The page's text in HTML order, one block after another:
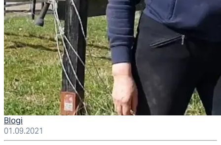
Blogi
01.09.2021